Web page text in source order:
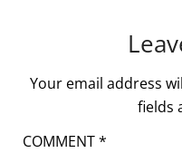
Your email address
fields
COMMENT*